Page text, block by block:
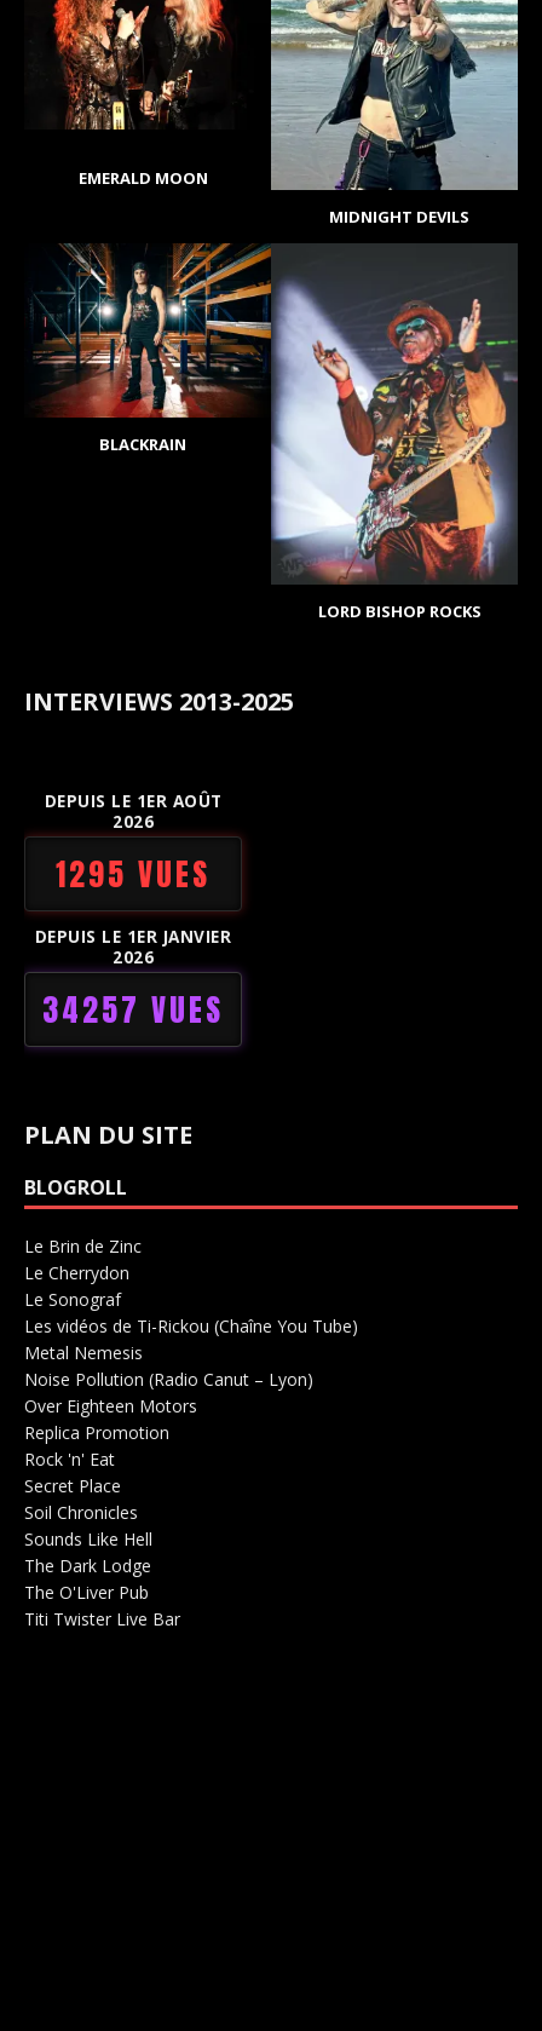
EMERALD MOON
MIDNIGHT DEVILS
BLACKRAIN
LORD BISHOP ROCKS
INTERVIEWS 2013-2025
DEPUIS LE 1ER AOÛT
2026
1295 VUES
DEPUIS LE 1ER JANVIER
2026
34257 VUES
PLAN DU SITE
BLOGROLL
Le Brin de Zinc
Le Cherrydon
Le SonografSalle de concerts 0
Les vidéos de Ti-Rickou (Chaîne You Tube)
Metal Nemesis
Noise Pollution (Radio Canut – Lyon)
Over Eighteen Motors
Replica Promotion
Rock 'n' Eat
Secret Place
Soil Chronicles
Sounds Like Hell
The Dark Lodge
The O'Liver Pub
Titi Twister Live Bar